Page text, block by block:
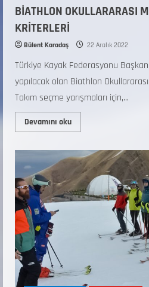
BİATHLON OKULLARARASI
KRİTERLERİ
Bülent Karadaş 22 Aralık 2022
Türkiye Kayak Federasyonu
yapılacak olan Biathlon
Takım seçme yarışmaları için,...
Devamını oku